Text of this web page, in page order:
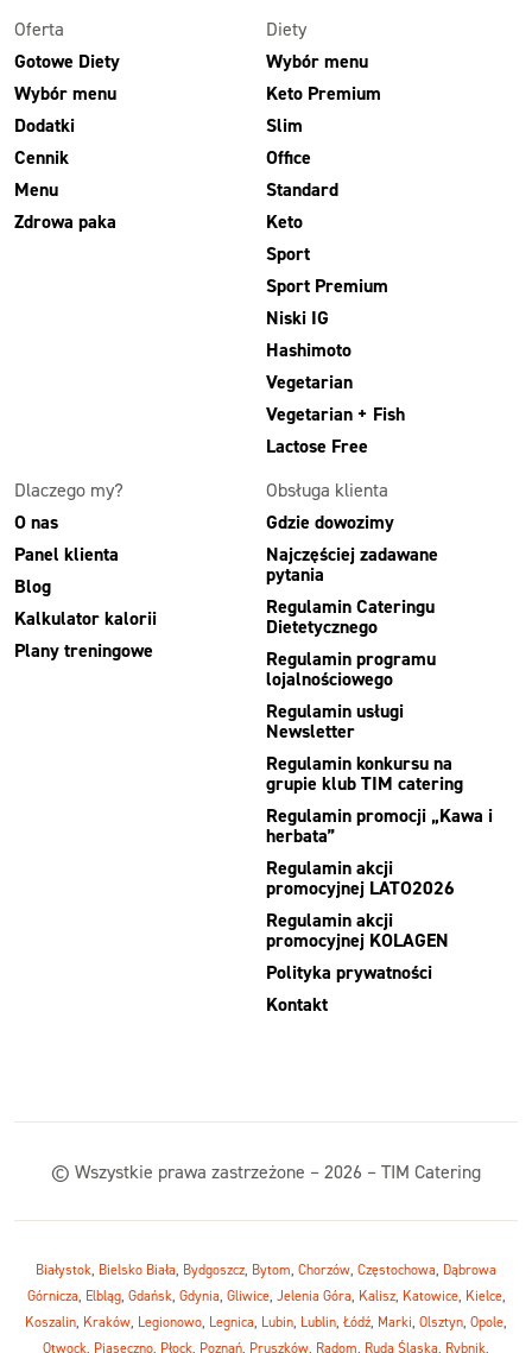
Oferta
Gotowe Diety
Wybór menu
Dodatki
Cennik
Menu
Zdrowa paka
Diety
Wybór menu
Keto Premium
Slim
Office
Standard
Keto
Sport
Sport Premium
Niski IG
Hashimoto
Vegetarian
Vegetarian + Fish
Lactose Free
Dlaczego my?
O nas
Panel klienta
Blog
Kalkulator kalorii
Plany treningowe
Obsługa klienta
Gdzie dowozimy
Najczęściej zadawane
pytania
Regulamin Cateringu
Dietetycznego
Regulamin programu
lojalnościowego
Regulamin usługi
Newsletter
Regulamin konkursu na
grupie klub TIM catering
Regulamin promocji „Kawa i
herbata”
Regulamin akcji
promocyjnej LATO2026
Regulamin akcji
promocyjnej KOLAGEN
Polityka prywatności
Kontakt
© Wszystkie prawa zastrzeżone – 2026 – TIM Catering
Białystok, Bielsko Biała, Bydgoszcz, Bytom, Chorzów, Częstochowa, Dąbrowa
Górnicza, Elbląg, Gdańsk, Gdynia, Gliwice, Jelenia Góra, Kalisz, Katowice, Kielce,
Koszalin, Kraków, Legionowo, Legnica, Lubin, Lublin, Łódź, Marki, Olsztyn, Opole,
Otwock, Piaseczno, Płock, Poznań, Pruszków, Radom, Ruda Śląska, Rybnik,